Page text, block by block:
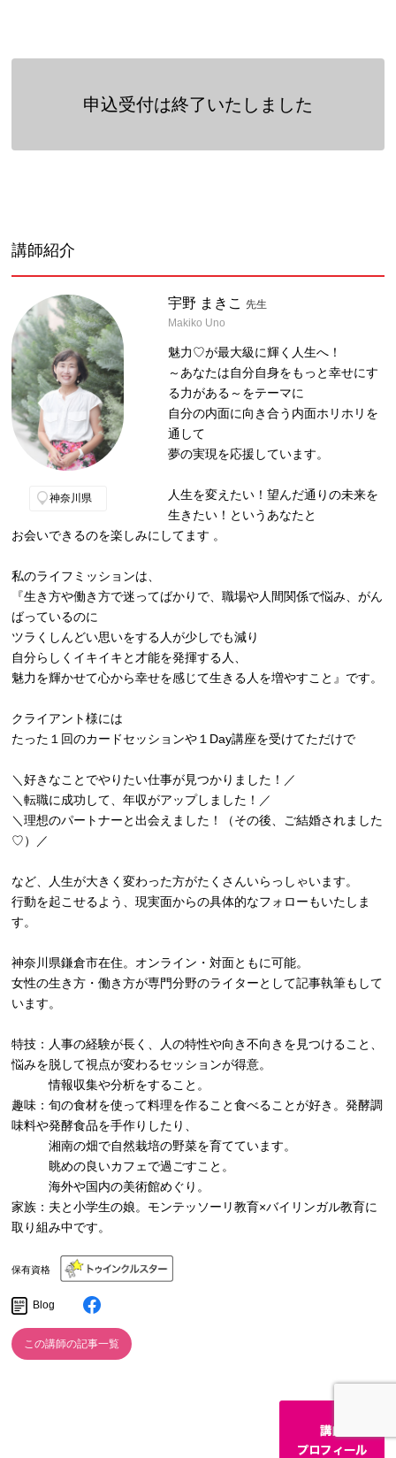
申込受付は終了いたしました
講師紹介
神奈川県
宇野 まきこ
先生
Makiko Uno
魅力♡が最大級に輝く人生へ！
～あなたは自分自身をもっと幸せにす
る力がある～をテーマに
自分の内面に向き合う内面ホリホリを
通して
夢の実現を応援しています。
人生を変えたい！望んだ通りの未来を
生きたい！というあなたと
お会いできるのを楽しみにしてます 。
私のライフミッションは、
『生き方や働き方で迷ってばかりで、職場や人間関係で悩み、がん
ばっているのに
ツラくしんどい思いをする人が少しでも減り
自分らしくイキイキと才能を発揮する人、
魅力を輝かせて心から幸せを感じて生きる人を増やすこと』です。
クライアント様には
たった１回のカードセッションや１Day講座を受けてただけで
＼好きなことでやりたい仕事が見つかりました！／
＼転職に成功して、年収がアップしました！／
＼理想のパートナーと出会えました！（その後、ご結婚されました
♡）／
など、人生が大きく変わった方がたくさんいらっしゃいます。
行動を起こせるよう、現実面からの具体的なフォローもいたしま
す。
神奈川県鎌倉市在住。オンライン・対面ともに可能。
女性の生き方・働き方が専門分野のライターとして記事執筆もして
います。
特技：人事の経験が長く、人の特性や向き不向きを見つけること、
悩みを脱して視点が変わるセッションが得意。
情報収集や分析をすること。
趣味：旬の食材を使って料理を作ること食べることが好き。発酵調
味料や発酵食品を手作りしたり、
湘南の畑で自然栽培の野菜を育てています。
眺めの良いカフェで過ごすこと。
海外や国内の美術館めぐり。
家族：夫と小学生の娘。モンテッソーリ教育×バイリンガル教育に
取り組み中です。
保有資格
Blog
この講師の記事一覧